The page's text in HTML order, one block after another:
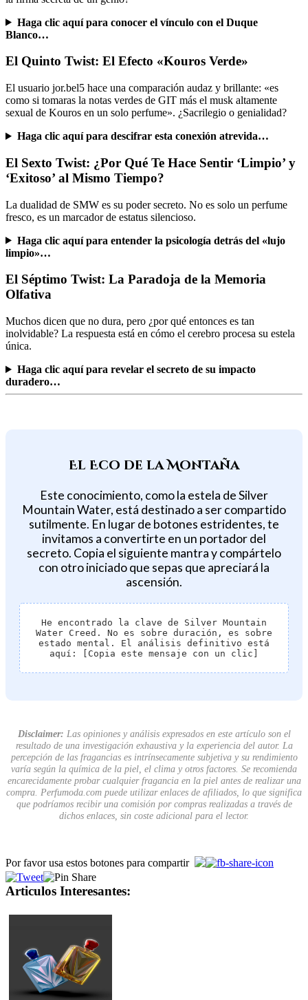
Haga clic aquí para conocer el vínculo con el Duque
Blanco…
El Quinto Twist: El Efecto «Kouros Verde»
El usuario jor.bel5 hace una comparación audaz y brillante: «es
como si tomaras la notas verdes de GIT más el musk altamente
sexual de Kouros en un solo perfume». ¿Sacrilegio o genialidad?
Haga clic aquí para descifrar esta conexión atrevida…
El Sexto Twist: ¿Por Qué Te Hace Sentir ‘Limpio’ y
‘Exitoso’ al Mismo Tiempo?
La dualidad de SMW es su poder secreto. No es solo un perfume
fresco, es un marcador de estatus silencioso.
Haga clic aquí para entender la psicología detrás del «lujo
limpio»…
El Séptimo Twist: La Paradoja de la Memoria
Olfativa
Muchos dicen que no dura, pero ¿por qué entonces es tan
inolvidable? La respuesta está en cómo el cerebro procesa su estela
única.
Haga clic aquí para revelar el secreto de su impacto
duradero…
El Eco de la Montaña
Este conocimiento, como la estela de Silver
Mountain Water, está destinado a ser compartido
sutilmente. En lugar de botones estridentes, te
invitamos a convertirte en un portador del
secreto. Copia el siguiente mantra y compártelo
con otro iniciado que sepas que apreciará la
ascensión.
He encontrado la clave de Silver Mountain
Water Creed. No es sobre duración, es sobre
estado mental. El análisis definitivo está
aquí: [Copia este mensaje con un clic]
Disclaimer: Las opiniones y análisis expresados en este artículo son el
resultado de una investigación exhaustiva y la experiencia del autor. La
percepción de las fragancias es intrínsecamente subjetiva y su rendimiento
varía según la química de la piel, el clima y otros factores. Se recomienda
encarecidamente probar cualquier fragancia en la piel antes de realizar una
compra. Perfumoda.com puede utilizar enlaces de afiliados, lo que significa
que podríamos recibir una comisión por compras realizadas a través de
dichos enlaces, sin coste adicional para el lector.
Por favor usa estos botones para compartir
Articulos Interesantes: